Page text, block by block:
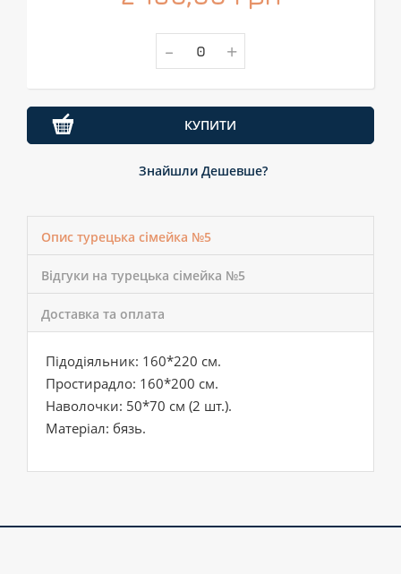
- +
КУПИТИ
Знайшли Дешевше?
Опис турецька сімейка №5
Відгуки на турецька сімейка №5
Доставка та оплата
Підодіяльник: 160*220 см.
Простирадло: 160*200 см.
Наволочки: 50*70 см (2 шт.).
Матеріал: бязь.